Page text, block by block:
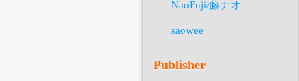
NaoFuji/藤ナオ
saowee
Publisher